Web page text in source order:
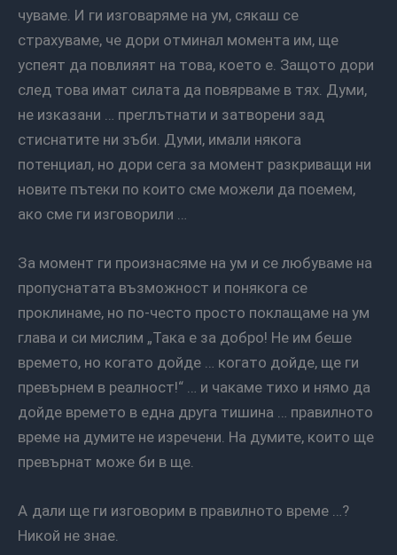
чуваме. И ги изговаряме на ум, сякаш се
страхуваме, че дори отминал момента им, ще
успеят да повлияят на това, което е. Защото дори
след това имат силата да повярваме в тях. Думи,
не изказани … преглътнати и затворени зад
стиснатите ни зъби. Думи, имали някога
потенциал, но дори сега за момент разкриващи ни
новите пътеки по които сме можели да поемем,
ако сме ги изговорили …
За момент ги произнасяме на ум и се любуваме на
пропуснатата възможност и понякога се
проклинаме, но по-често просто поклащаме на ум
глава и си мислим „Така е за добро! Не им беше
времето, но когато дойде … когато дойде, ще ги
превърнем в реалност!“ … и чакаме тихо и нямо да
дойде времето в една друга тишина … правилното
време на думите не изречени. На думите, които ще
превърнат може би в ще.
А дали ще ги изговорим в правилното време …?
Никой не знае.